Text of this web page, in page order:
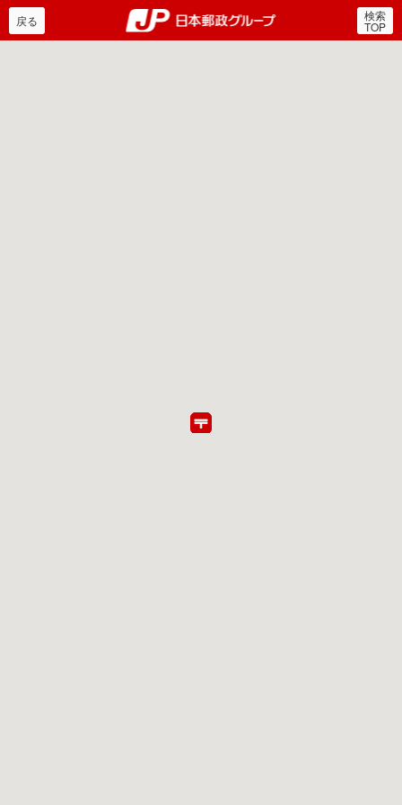
郵便局・日本郵政グルー
戻る 検索
TOP